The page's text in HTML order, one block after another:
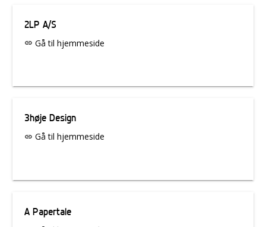
2LP A/S
link Gå til hjemmeside
3høje Design
link Gå til hjemmeside
A Papertale